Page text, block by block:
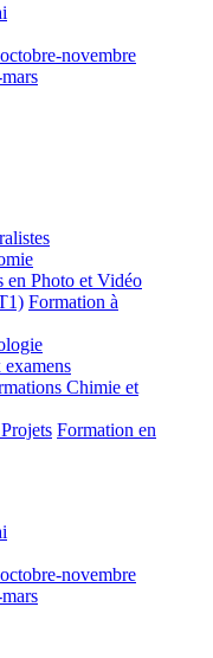
novembre
en Photo et Vidéo
Formation à
Chimie et
Formation en
novembre